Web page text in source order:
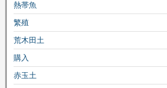
熱帯魚
繁殖
荒木田土
購入
赤玉土